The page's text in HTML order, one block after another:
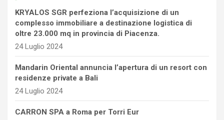
KRYALOS SGR perfeziona l’acquisizione di un
complesso immobiliare a destinazione logistica di
oltre 23.000 mq in provincia di Piacenza.
24 Luglio 2024
Mandarin Oriental annuncia l’apertura di un resort con
residenze private a Bali
24 Luglio 2024
CARRON SPA a Roma per Torri Eur